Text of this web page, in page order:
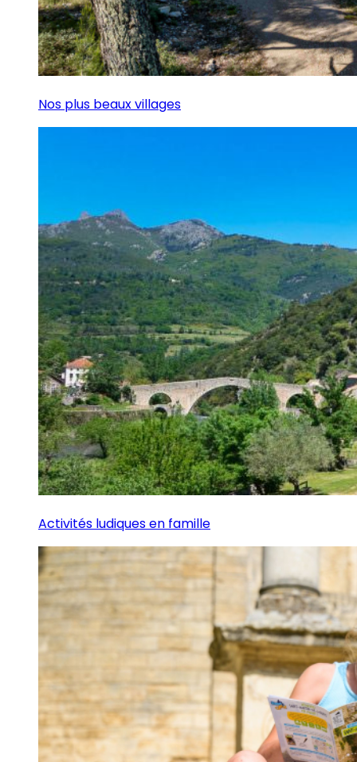
Nos plus beaux villages
Activités ludiques en famille